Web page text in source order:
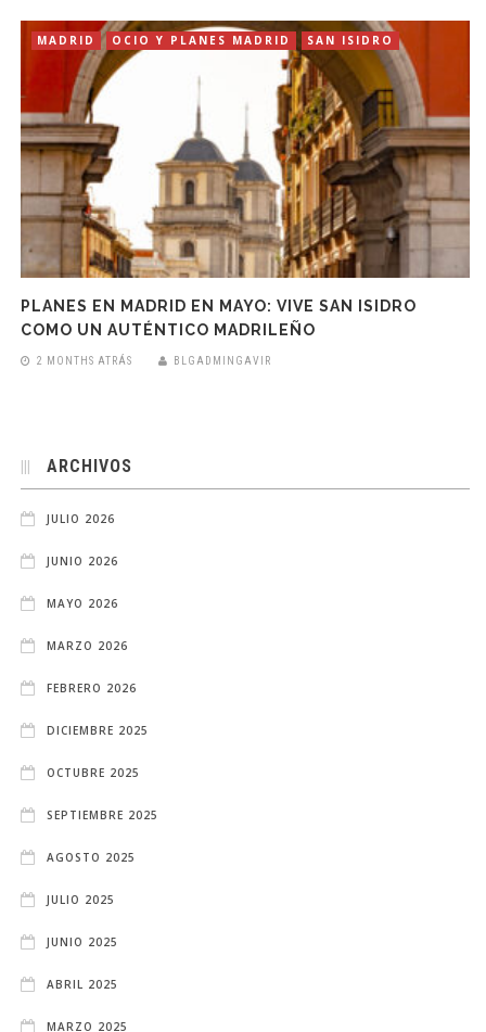
MADRID OCIO Y PLANES MADRID SAN ISIDRO
PLANES EN MADRID EN MAYO: VIVE SAN ISIDRO
COMO UN AUTÉNTICO MADRILEÑO
2 MONTHS ATRÁS BLGADMINGAVIR
ARCHIVOS
JULIO 2026
JUNIO 2026
MAYO 2026
MARZO 2026
FEBRERO 2026
DICIEMBRE 2025
OCTUBRE 2025
SEPTIEMBRE 2025
AGOSTO 2025
JULIO 2025
JUNIO 2025
ABRIL 2025
MARZO 2025